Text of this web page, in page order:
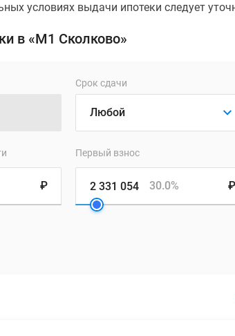
условиях выдачи ипотеки следует
в «М1 Сколково»
Срок сдачи
₽
Первый взнос
₽
30.0%